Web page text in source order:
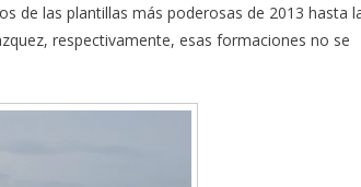
de las plantillas más poderosas de 2013 hasta
respectivamente, esas formaciones no se